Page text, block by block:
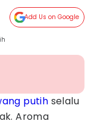
Add Us on Google
putih selalu
Aroma